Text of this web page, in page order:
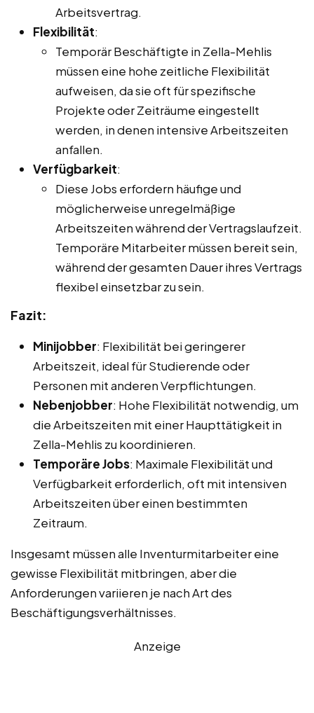
Arbeitsvertrag.
Flexibilität:
Temporär Beschäftigte in Zella-Mehlis
müssen eine hohe zeitliche Flexibilität
aufweisen, da sie oft für spezifische
Projekte oder Zeiträume eingestellt
werden, in denen intensive Arbeitszeiten
anfallen.
Verfügbarkeit:
Diese Jobs erfordern häufige und
möglicherweise unregelmäßige
Arbeitszeiten während der Vertragslaufzeit.
Temporäre Mitarbeiter müssen bereit sein,
während der gesamten Dauer ihres Vertrags
flexibel einsetzbar zu sein.
Fazit:
Minijobber: Flexibilität bei geringerer
Arbeitszeit, ideal für Studierende oder
Personen mit anderen Verpflichtungen.
Nebenjobber: Hohe Flexibilität notwendig, um
die Arbeitszeiten mit einer Haupttätigkeit in
Zella-Mehlis zu koordinieren.
Temporäre Jobs: Maximale Flexibilität und
Verfügbarkeit erforderlich, oft mit intensiven
Arbeitszeiten über einen bestimmten
Zeitraum.
Insgesamt müssen alle Inventurmitarbeiter eine
gewisse Flexibilität mitbringen, aber die
Anforderungen variieren je nach Art des
Beschäftigungsverhältnisses.
Anzeige